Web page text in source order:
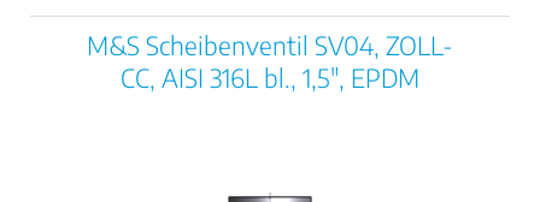
M&S Scheibenventil SV04, ZOLL-
CC, AISI 316L bl., 1,5", EPDM